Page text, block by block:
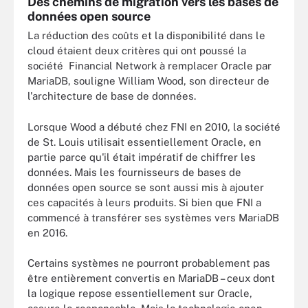
données open source
La réduction des coûts et la disponibilité dans le
cloud étaient deux critères qui ont poussé la
société Financial Network à remplacer Oracle par
MariaDB, souligne William Wood, son directeur de
l'architecture de base de données.
Lorsque Wood a débuté chez FNI en 2010, la société
de St. Louis utilisait essentiellement Oracle, en
partie parce qu'il était impératif de chiffrer les
données. Mais les fournisseurs de bases de
données open source se sont aussi mis à ajouter
ces capacités à leurs produits. Si bien que FNI a
commencé à transférer ses systèmes vers MariaDB
en 2016.
Certains systèmes ne pourront probablement pas
être entièrement convertis en MariaDB – ceux dont
la logique repose essentiellement sur Oracle,